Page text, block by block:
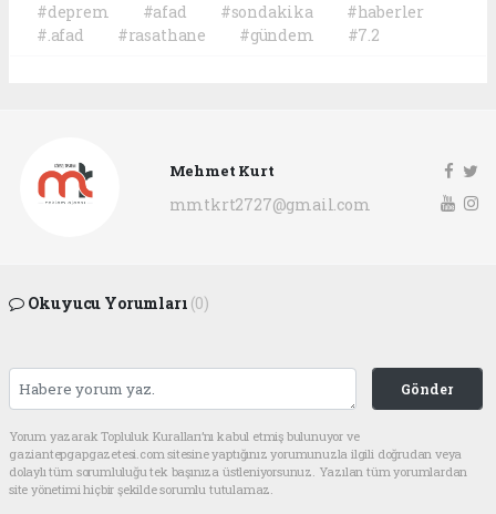
#deprem #afad #sondakika
#haberler
#.afad
#rasathane #gündem #7.2
Mehmet Kurt
mmtkrt2727@gmail.com
Okuyucu Yorumları (0)
Gönder
Yorum yazarak Topluluk Kuralları’nı kabul etmiş bulunuyor ve
gaziantepgapgazetesi.com sitesine yaptığınız yorumunuzla ilgili doğrudan veya
dolaylı tüm sorumluluğu tek başınıza üstleniyorsunuz. Yazılan tüm yorumlardan
site yönetimi hiçbir şekilde sorumlu tutulamaz.